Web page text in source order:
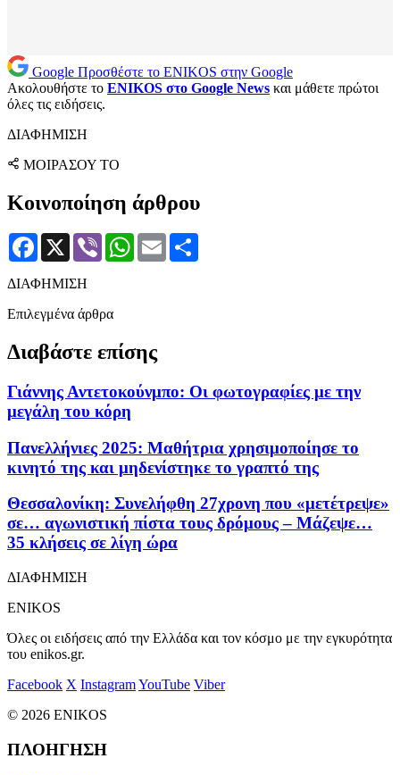
Google Προσθέστε το ENIKOS στην Google
Ακολουθήστε το ENIKOS στο Google News και μάθετε πρώτοι
όλες τις ειδήσεις.
ΔΙΑΦΗΜΙΣΗ
ΜΟΙΡΑΣΟΥ ΤΟ
Κοινοποίηση άρθρου
Facebook
X Viber WhatsApp
Email
ΔΙΑΦΗΜΙΣΗ
Επιλεγμένα άρθρα
Διαβάστε επίσης
Γιάννης Αντετοκούνμπο: Οι φωτογραφίες με την
μεγάλη του κόρη
Πανελλήνιες 2025: Μαθήτρια χρησιμοποίησε το
κινητό της και μηδενίστηκε το γραπτό της
Θεσσαλονίκη: Συνελήφθη 27χρονη που «μετέτρεψε»
σε… αγωνιστική πίστα τους δρόμους – Mάζεψε…
35 κλήσεις σε λίγη ώρα
ΔΙΑΦΗΜΙΣΗ
ENIKOS
Όλες οι ειδήσεις από την Ελλάδα και τον κόσμο με την εγκυρότητα
του enikos.gr.
Facebook X InstagramYouTube Viber
© 2026 ENIKOS
ΠΛΟΗΓΗΣΗ